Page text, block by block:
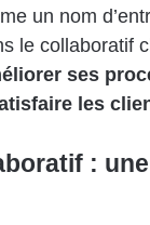
un nom
le collaboratif
ses
les
: